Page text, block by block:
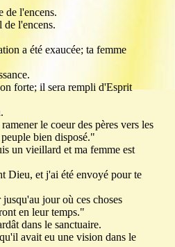
de l'encens.
l'encens.
a été exaucée; ta femme
forte; il sera rempli d'Esprit
le coeur des pères vers les
bien disposé."
un vieillard et ma femme est
Dieu, et j'ai été envoyé pour te
jour où ces choses
en leur temps."
dans le sanctuaire.
avait eu une vision dans le